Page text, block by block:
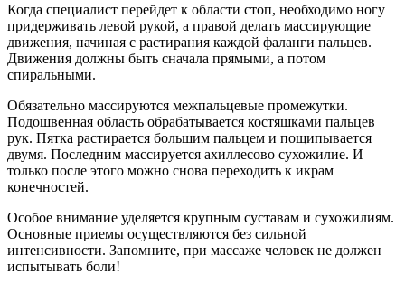
Когда специалист перейдет к области стоп, необходимо ногу
придерживать левой рукой, а правой делать массирующие
движения, начиная с растирания каждой фаланги пальцев.
Движения должны быть сначала прямыми, а потом
спиральными.
Обязательно массируются межпальцевые промежутки.
Подошвенная область обрабатывается костяшками пальцев
рук. Пятка растирается большим пальцем и пощипывается
двумя. Последним массируется ахиллесово сухожилие. И
только после этого можно снова переходить к икрам
конечностей.
Особое внимание уделяется крупным суставам и сухожилиям.
Основные приемы осуществляются без сильной
интенсивности. Запомните, при массаже человек не должен
испытывать боли!